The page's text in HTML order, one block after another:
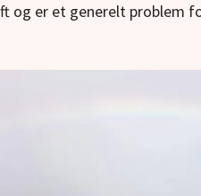
og er et generelt problem